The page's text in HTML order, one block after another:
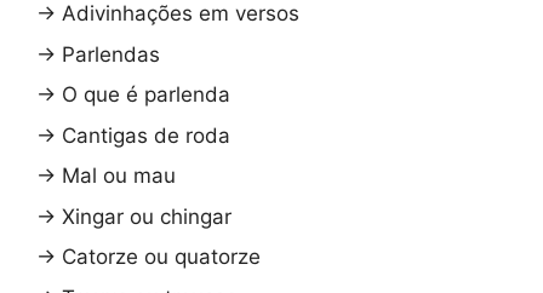
→ Adivinhações em versos
→ Parlendas
→ O que é parlenda
→ Cantigas de roda
→ Mal ou mau
→ Xingar ou chingar
→ Catorze ou quatorze